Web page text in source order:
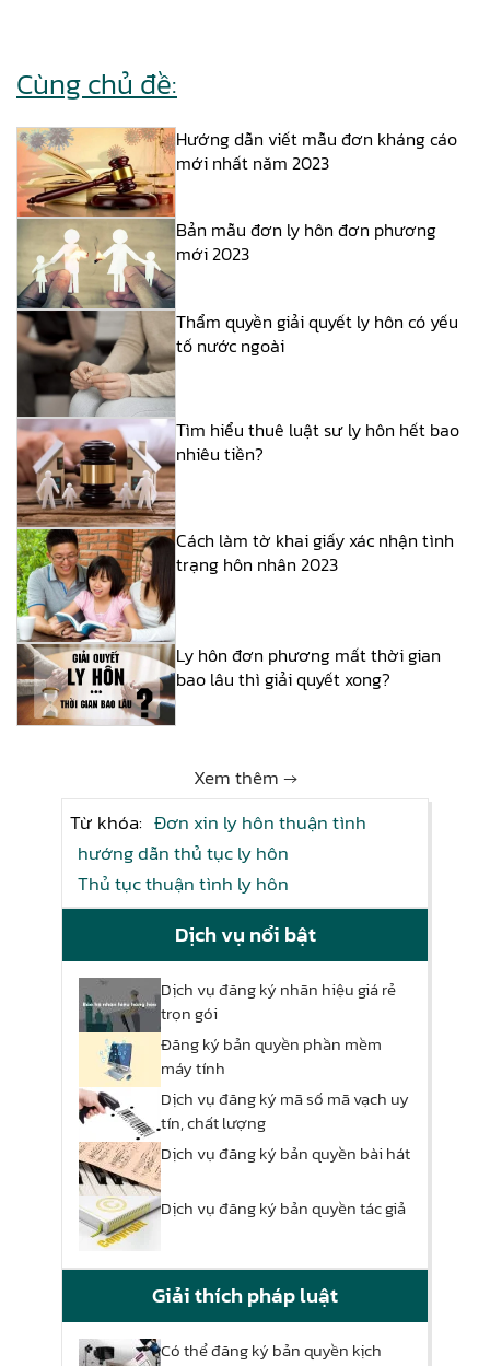
Cùng chủ đề:
Hướng dẫn viết mẫu đơn kháng cáo
mới nhất năm 2023
Bản mẫu đơn ly hôn đơn phương
mới 2023
Thẩm quyền giải quyết ly hôn có yếu
tố nước ngoài
Tìm hiểu thuê luật sư ly hôn hết bao
nhiêu tiền?
Cách làm tờ khai giấy xác nhận tình
trạng hôn nhân 2023
Ly hôn đơn phương mất thời gian
bao lâu thì giải quyết xong?
Xem thêm →
Từ khóa: Đơn xin ly hôn thuận tình
hướng dẫn thủ tục ly hôn
Thủ tục thuận tình ly hôn
Dịch vụ nổi bật
Dịch vụ đăng ký nhãn hiệu giá rẻ
trọn gói
Đăng ký bản quyền phần mềm
máy tính
Dịch vụ đăng ký mã số mã vạch uy
tín, chất lượng
Dịch vụ đăng ký bản quyền bài hát
Dịch vụ đăng ký bản quyền tác giả
Giải thích pháp luật
Có thể đăng ký bản quyền kịch